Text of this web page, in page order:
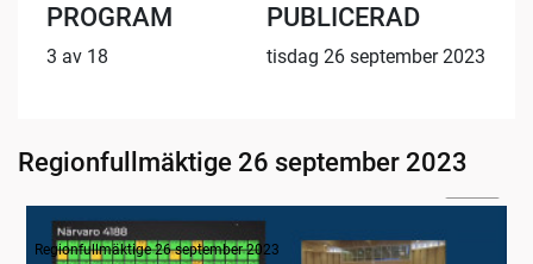
PROGRAM
3 av 18
PUBLICERAD
tisdag 26 september 2023
Regionfullmäktige 26 september 2023
1. Inledning
Regionfullmäktige 26 september 2023